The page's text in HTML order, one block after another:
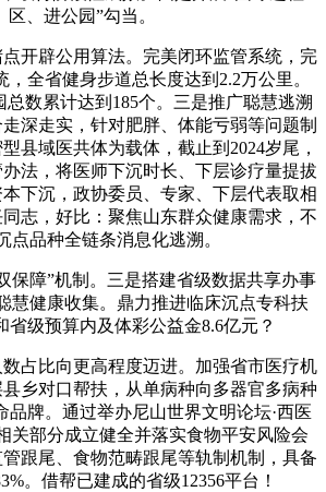
区、进公园”勾当。
辟公用算法。完美闭环监管系统，完
，全省健身步道总长度达到2.2万公里。
数累计达到185个。三是推广聪慧逃溯
深走实，针对肥胖、体能亏弱等问题制
县域医共体为载体，截止到2024岁尾，
法，将医师下沉时长、下层诊疗量提拔
下沉，政协委员、专家、下层代表取相
志，好比：聚焦山东群众健康需求，不
点品种全链条消息化逃溯。
障”机制。三是搭建省级数据共享办事
慧健康收集。鼎力推进临床沉点专科扶
省级预算内及体彩公益金8.6亿元？
比向更高程度迈进。加强省市医疗机
乡对口帮扶，从单病种向多器官多病种
品牌。通过举办尼山世界文明论坛·西医
关部分成立健全并落实食物平安风险会
跟尾、食物范畴跟尾等轨制机制，具备
。借帮已建成的省级12356平台！